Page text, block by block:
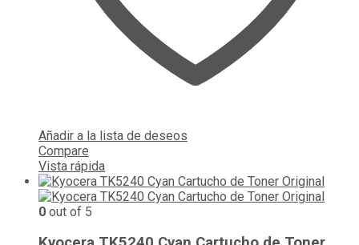
Añadir a la lista de deseos
Compare
Vista rápida
0 out of 5